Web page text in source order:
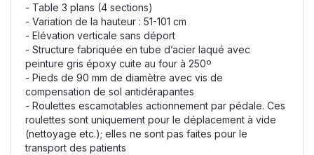
- Table 3 plans (4 sections)
- Variation de la hauteur : 51-101 cm
- Elévation verticale sans déport
- Structure fabriquée en tube d’acier laqué avec
peinture gris époxy cuite au four à 250º
- Pieds de 90 mm de diamètre avec vis de
compensation de sol antidérapantes
- Roulettes escamotables actionnement par pédale. Ces
roulettes sont uniquement pour le déplacement à vide
(nettoyage etc.); elles ne sont pas faites pour le
transport des patients